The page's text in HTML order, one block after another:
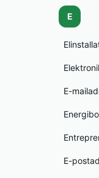
E
E-
E-